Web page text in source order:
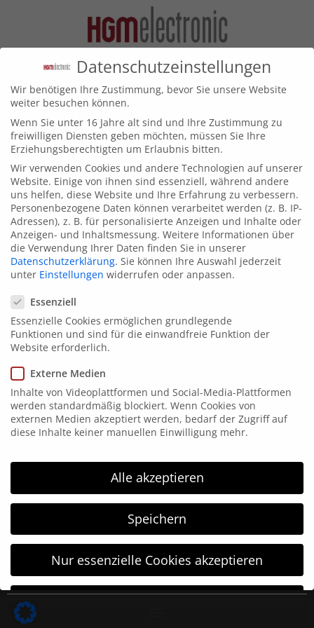
OpenSans-SemiBold
OpenSans-SemiBold
Kontakt
Elsen 15
58849 Herscheid
Tel. 02357 171865
Fax: 02357 171867
info@hgm-electronic.de
HGM Electronic
HGM electronic wurde 1996 gegründet und arbeitet
im Bereich der Kennzeichnungstechnik. HGM
electronic ist Ihr kompetenter Partner in allen
Etikettendrucker, Etikettierer bis hin zur
Thermotransfer-Direkt-Druck-Systemen.
Service
Datenschutzeinstellungen
Wir benötigen Ihre Zustimmung, bevor Sie unsere Website
weiter besuchen können.
Wenn Sie unter 16 Jahre alt sind und Ihre Zustimmung zu
freiwilligen Diensten geben möchten, müssen Sie Ihre
Erziehungsberechtigten um Erlaubnis bitten.
Wir verwenden Cookies und andere Technologien auf unserer
Website. Einige von ihnen sind essenziell, während andere
uns helfen, diese Website und Ihre Erfahrung zu verbessern.
Personenbezogene Daten können verarbeitet werden (z. B. IP-
Adressen), z. B. für personalisierte Anzeigen und Inhalte oder
Anzeigen- und Inhaltsmessung. Weitere Informationen über
die Verwendung Ihrer Daten finden Sie in unserer
Datenschutzerklärung. Sie können Ihre Auswahl jederzeit
unter Einstellungen widerrufen oder anpassen.
Essenziell
Essenzielle Cookies ermöglichen grundlegende
Funktionen und sind für die einwandfreie Funktion der
Website erforderlich.
Externe Medien
Inhalte von Videoplattformen und Social-Media-Plattformen
werden standardmäßig blockiert. Wenn Cookies von
externen Medien akzeptiert werden, bedarf der Zugriff auf
diese Inhalte keiner manuellen Einwilligung mehr.
Alle akzeptieren
Speichern
Nur essenzielle Cookies akzeptieren